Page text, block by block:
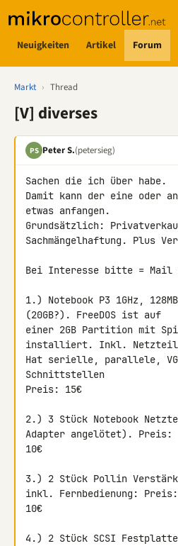
Neuigkeiten Artikel Forum
Markt › Thread
[V] diverses
PS Peter S.(petersieg)
Sachen die ich über habe.
Damit kann der eine oder
etwas anfangen.
Grundsätzlich:
Sachmängelhaftung. Plus
Bei Interesse bitte = Mail
1.) Notebook P3 1GHz,
(20GB?). FreeDOS ist auf
einer 2GB Partition mit
installiert. Inkl.
Hat serielle, parallele,
Schnittstellen
Preis: 15€
2.) 3 Stück Notebook
Adapter angelötet). Preis:
10€
3.) 2 Stück Pollin
inkl. Fernbedienung: Preis:
10€
4.) 2 Stück SCSI